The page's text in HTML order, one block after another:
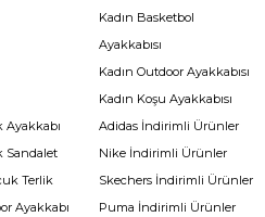
Kadın Basketbol
Ayakkabısı
Kadın Outdoor Ayakkabısı
Kadın Koşu Ayakkabısı
Ayakkabı
Sandalet
Terlik
Ayakkabı
Adidas İndirimli Ürünler
Nike İndirimli Ürünler
Skechers İndirimli Ürünler
Puma İndirimli Ürünler